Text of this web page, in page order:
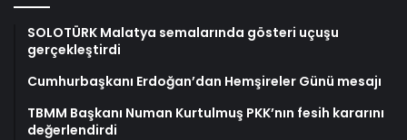
SOLOTÜRK Malatya semalarında gösteri uçuşu
gerçekleştirdi
Cumhurbaşkanı Erdoğan’dan Hemşireler Günü mesajı
TBMM Başkanı Numan Kurtulmuş PKK’nın fesih kararını
değerlendirdi